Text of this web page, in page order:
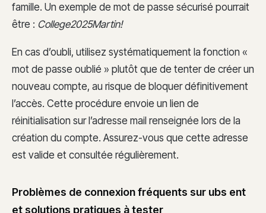
famille. Un exemple de mot de passe sécurisé pourrait
être : College2025Martin!
En cas d’oubli, utilisez systématiquement la fonction «
mot de passe oublié » plutôt que de tenter de créer un
nouveau compte, au risque de bloquer définitivement
l’accès. Cette procédure envoie un lien de
réinitialisation sur l’adresse mail renseignée lors de la
création du compte. Assurez-vous que cette adresse
est valide et consultée régulièrement.
Problèmes de connexion fréquents sur ubs ent
et solutions pratiques à tester